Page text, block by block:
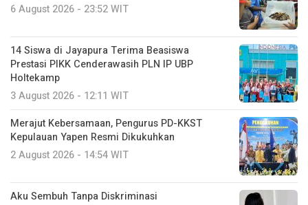
6 August 2026 - 23:52 WIT
14 Siswa di Jayapura Terima Beasiswa
Prestasi PIKK Cenderawasih PLN IP UBP
Holtekamp
3 August 2026 - 12:11 WIT
Merajut Kebersamaan, Pengurus PD-KKST
Kepulauan Yapen Resmi Dikukuhkan
2 August 2026 - 14:54 WIT
Aku Sembuh Tanpa Diskriminasi